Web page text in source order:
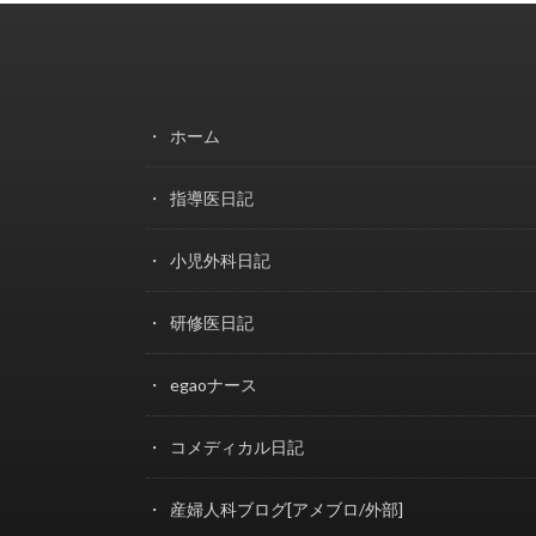
ホーム
指導医日記
小児外科日記
研修医日記
egaoナース
コメディカル日記
産婦人科ブログ[アメブロ/外部]